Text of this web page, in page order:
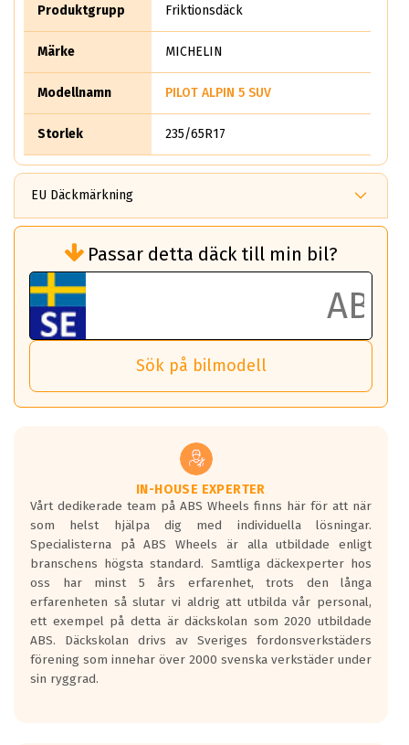
Produktgrupp Friktionsdäck
Märke MICHELIN
Modellnamn PILOT ALPIN 5 SUV
Storlek 235/65R17
EU Däckmärkning
bränsleförbrukningen)
Det ska vara en betygsskala från klass A
till G för rullmotstånd.
Ett klass A däck kommer ha 6,5% bättre
bränsleförbrukning än ett klass G däck.
Det betyder att om man kör 10,000 km,
så sparar man 50 liter bränsle med ett
vilken körstil du använder.
Våtgrepp egenskaper:
Betygsskalan är satt A till F. Där A påvisar
den kortaste bromssträckan och F är den
längsta.
Inga D eller G betyg delas ut för
personbilar och lätta lastbilar.
Betyget sätts efter ett test där däcken
skall bromsa in på en väg där det ligger
0.5-1.5 mm vatten.
I 80km/h kommer skillnaden på
Passar detta däck till min bil?
Sök på bilmodell
IN-HOUSE EXPERTER
Vårt dedikerade team på ABS Wheels finns här för att när
som helst hjälpa dig med individuella lösningar.
Specialisterna på ABS Wheels är alla utbildade enligt
branschens högsta standard. Samtliga däckexperter hos
oss har minst 5 års erfarenhet, trots den långa
erfarenheten så slutar vi aldrig att utbilda vår personal,
ett exempel på detta är däckskolan som 2020 utbildade
ABS. Däckskolan drivs av Sveriges fordonsverkstäders
förening som innehar över 2000 svenska verkstäder under
sin ryggrad.